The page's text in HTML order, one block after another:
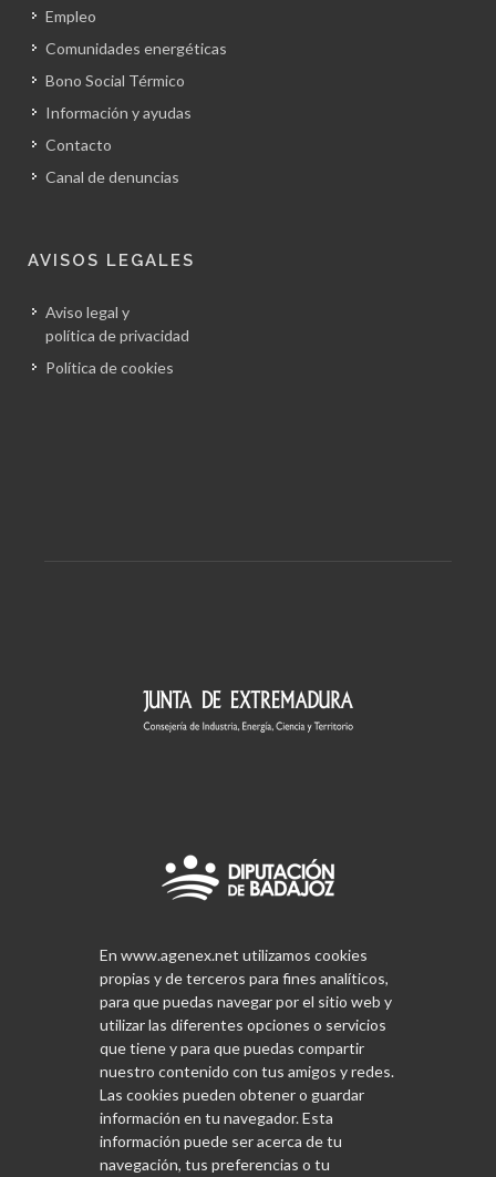
Empleo
Comunidades energéticas
Bono Social Térmico
Información y ayudas
Contacto
Canal de denuncias
AVISOS LEGALES
Aviso legal y
política de privacidad
Política de cookies
En www.agenex.net utilizamos cookies
propias y de terceros para fines analíticos,
para que puedas navegar por el sitio web y
utilizar las diferentes opciones o servicios
que tiene y para que puedas compartir
nuestro contenido con tus amigos y redes.
Las cookies pueden obtener o guardar
información en tu navegador. Esta
información puede ser acerca de tu
navegación, tus preferencias o tu